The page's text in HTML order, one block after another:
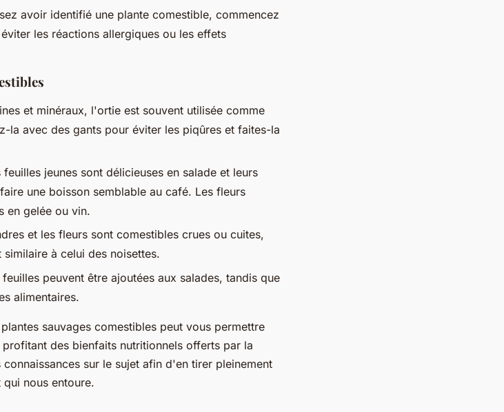
avoir identifié une plante comestible, commencez
les réactions allergiques ou les effets
et minéraux, l'ortie est souvent utilisée comme
la avec des gants pour éviter les piqûres et faites-la
jeunes sont délicieuses en salade et leurs
une boisson semblable au café. Les fleurs
en gelée ou vin.
et les fleurs sont comestibles crues ou cuites,
à celui des noisettes.
peuvent être ajoutées aux salades, tandis que
alimentaires.
sauvages comestibles peut vous permettre
des bienfaits nutritionnels offerts par la
sur le sujet afin d'en tirer pleinement
nous entoure.